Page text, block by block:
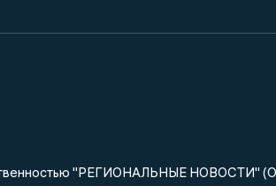
"РЕГИОНАЛЬНЫЕ НОВОСТИ"